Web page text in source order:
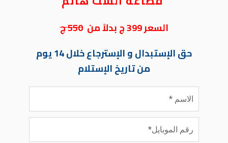
السعر 399 ج بدلاً من
550 ج
حق الإستبدال و الإسترجاع خلال 14 يوم
من تاريخ الإستلام